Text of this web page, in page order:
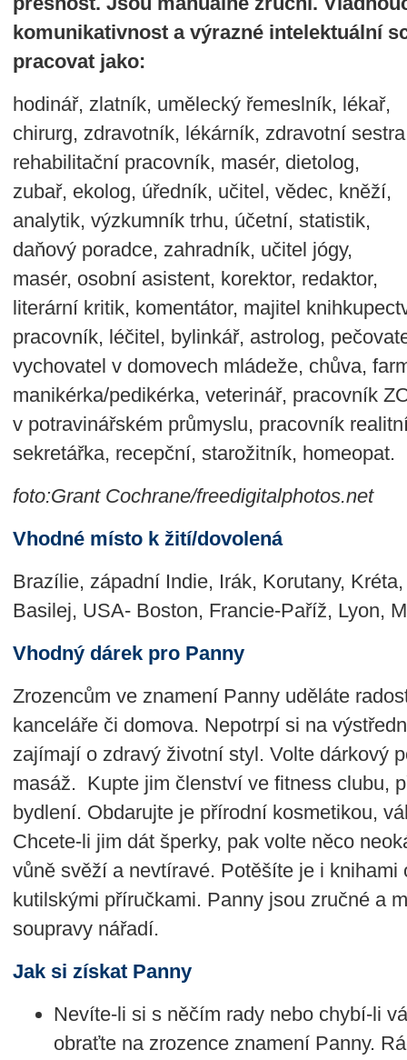
komunikativnost a výrazné intelektuální
pracovat jako:
hodinář, zlatník, umělecký řemeslník, lékař,
chirurg, zdravotník, lékárník, zdravotní
rehabilitační pracovník, masér, dietolog,
zubař, ekolog, úředník, učitel, vědec, kněží,
analytik, výzkumník trhu, účetní, statistik,
daňový poradce, zahradník, učitel jógy,
masér, osobní asistent, korektor, redaktor,
literární kritik, komentátor, majitel
pracovník, léčitel, bylinkář, astrolog,
vychovatel v domovech mládeže, chůva,
manikérka/pedikérka, veterinář, pracovník
v potravinářském průmyslu, pracovník
sekretářka, recepční, starožitník, homeopat.
foto:Grant Cochrane/freedigitalphotos.net
Vhodné místo k žití/dovolená
Brazílie, západní Indie, Irák, Korutany,
Basilej, USA- Boston, Francie-Paříž, Lyon,
Vhodný dárek pro Panny
Zrozencům ve znamení Panny uděláte
kanceláře či domova. Nepotrpí si na
zajímají o zdravý životní styl. Volte dárkový
masáž. Kupte jim členství ve fitness clubu,
bydlení. Obdarujte je přírodní kosmetikou,
Chcete-li jim dát šperky, pak volte něco
vůně svěží a nevtíravé. Potěšíte je i
kutilskými příručkami. Panny jsou zručné a
soupravy nářadí.
Jak si získat Panny
Nevíte-li si s něčím rady nebo chybí-li
obraťte na zrozence znamení Panny.